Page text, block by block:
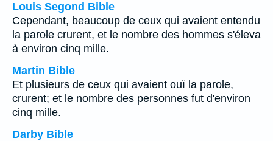
Louis Segond Bible
Cependant, beaucoup de ceux qui avaient entendu
la parole crurent, et le nombre des hommes s'éleva
à environ cinq mille.
Martin Bible
Et plusieurs de ceux qui avaient ouï la parole,
crurent; et le nombre des personnes fut d'environ
cinq mille.
Darby Bible